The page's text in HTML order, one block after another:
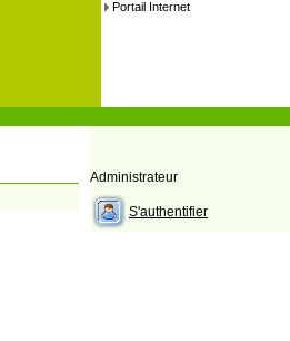
Portail Internet
Administrateur
S'authentifier